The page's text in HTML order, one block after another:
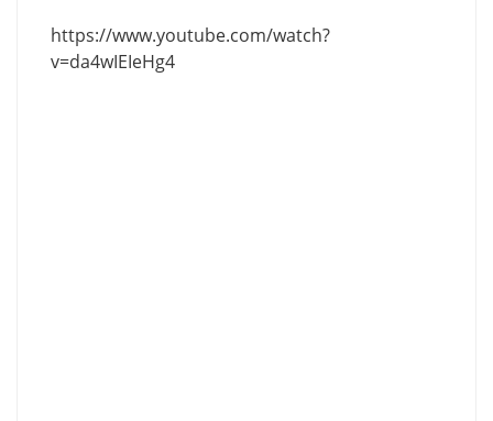
https://www.youtube.com/watch?
v=da4wIEIeHg4